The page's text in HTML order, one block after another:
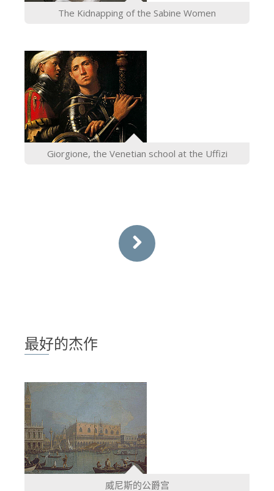
The Kidnapping of the Sabine Women
Giorgione, the Venetian school at the Uffizi
最好的杰作
威尼斯的公爵宫